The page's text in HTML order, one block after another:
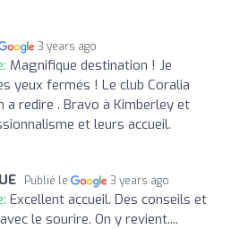
3 years ago
Magnifique destination ! Je
yeux fermés ! Le club Coralia
a redire . Bravo à Kimberley et
et leurs accueil.
Publié le 3 years ago
Excellent accueil. Des conseils et
le sourire. On y revient....